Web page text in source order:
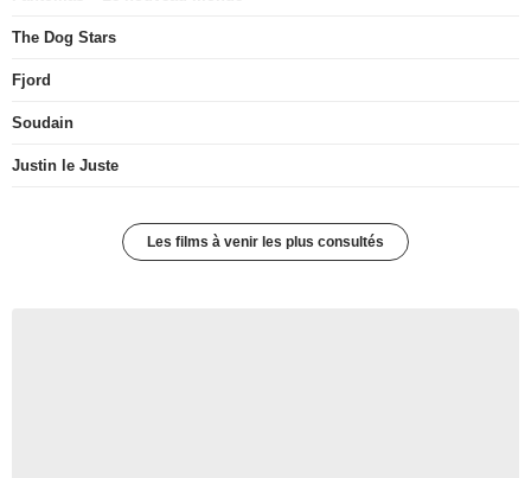
The Dog Stars
Fjord
Soudain
Justin le Juste
Les films à venir les plus consultés